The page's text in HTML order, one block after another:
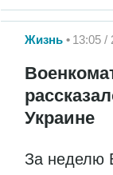
Жизнь 13:05 /
Украине
За неделю